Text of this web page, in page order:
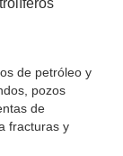
de petróleo y
pozos
de
fracturas y